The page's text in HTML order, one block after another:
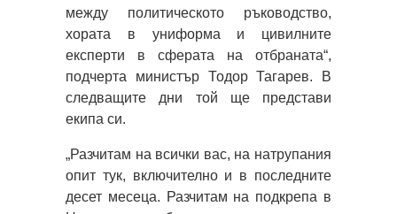
между политическото ръководство,
хората в униформа и цивилните
експерти в сферата на отбраната“,
подчерта министър Тодор Тагарев. В
следващите дни той ще представи
екипа си.
„Разчитам на всички вас, на натрупания
опит тук, включително и в последните
десет месеца. Разчитам на подкрепа в